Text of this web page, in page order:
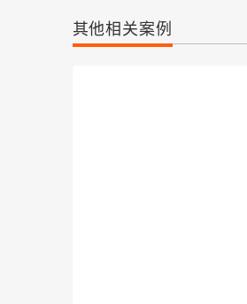
其他相关案例